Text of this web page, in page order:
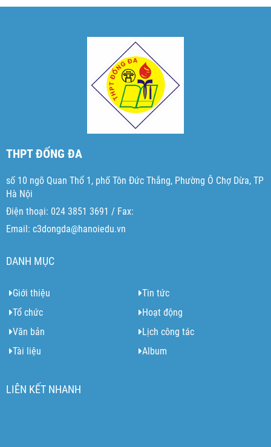
THPT ĐỐNG ĐA
số 10 ngõ Quan Thổ 1, phố Tôn Đức Thắng, Phường Ô Chợ Dừa, TP
Hà Nội
Điện thoại: 024 3851 3691 / Fax:
Email: c3dongda@hanoiedu.vn
DANH MỤC
Giới thiệu
Tin tức
Tổ chức
Hoạt động
Văn bản
Lịch công tác
Tài liệu
Album
LIÊN KẾT NHANH